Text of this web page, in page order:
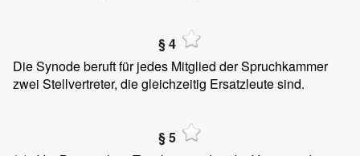
§ 4
Die Synode beruft für jedes Mitglied der Spruchkammer
zwei Stellvertreter, die gleichzeitig Ersatzleute sind.
§ 5